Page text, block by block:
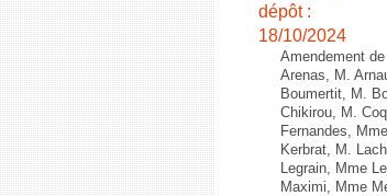
dépôt :
18/10/2024
Amendement
Arenas, M.
Boumertit, M.
Chikirou, M.
Fernandes,
Kerbrat, M.
Legrain, Mme
Maximi, Mme